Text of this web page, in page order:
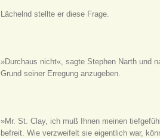
Lächelnd stellte er diese Frage.
»Durchaus nicht«, sagte Stephen Narth und
Grund seiner Erregung anzugeben.
»Mr. St. Clay, ich muß Ihnen meinen
befreit. Wie verzweifelt sie eigentlich war,